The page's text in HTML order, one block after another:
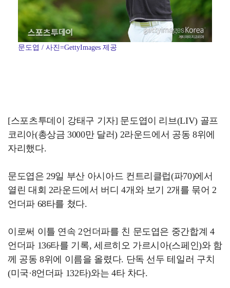
문도엽 / 사진=GettyImages 제공
[스포츠투데이 강태구 기자] 문도엽이 리브(LIV) 골프
코리아(총상금 3000만 달러) 2라운드에서 공동 8위에
자리했다.
문도엽은 29일 부산 아시아드 컨트리클럽(파70)에서
열린 대회 2라운드에서 버디 4개와 보기 2개를 묶어 2
언더파 68타를 쳤다.
이로써 이틀 연속 2언더파를 친 문도엽은 중간합계 4
언더파 136타를 기록, 세르히오 가르시아(스페인)와 함
께 공동 8위에 이름을 올렸다. 단독 선두 테일러 구치
(미국·8언더파 132타)와는 4타 차다.